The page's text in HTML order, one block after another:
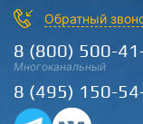
Обратный
8 (800) 500-
Многоканальный
8 (495) 150-